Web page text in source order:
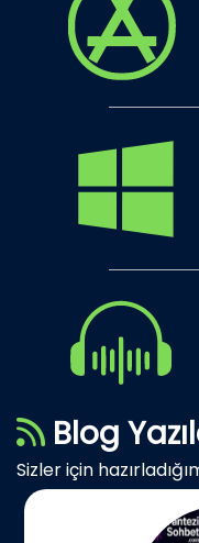
Blog
Sizler için